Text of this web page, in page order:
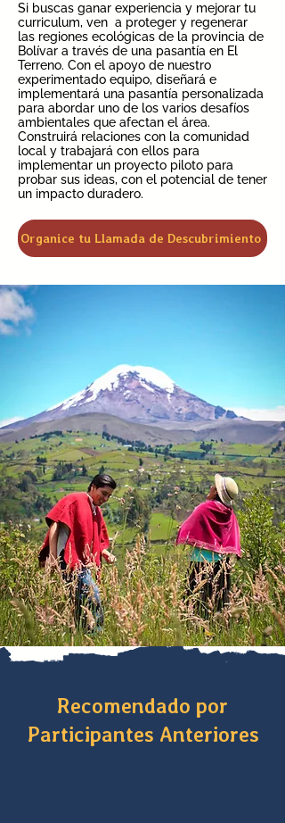
Si buscas ganar experiencia y mejorar tu
curriculum, ven a proteger y regenerar
las regiones ecológicas de la provincia de
Bolívar a través de una pasantía en El
Terreno. Con el apoyo de nuestro
experimentado equipo, diseñará e
implementará una pasantía personalizada
para abordar uno de los varios desafíos
ambientales que afectan el área.
Construirá relaciones con la comunidad
local y trabajará con ellos para
implementar un proyecto piloto para
probar sus ideas, con el potencial de tener
un impacto duradero.
Organice tu Llamada de Descubrimiento
Recomendado por
Participantes Anteriores